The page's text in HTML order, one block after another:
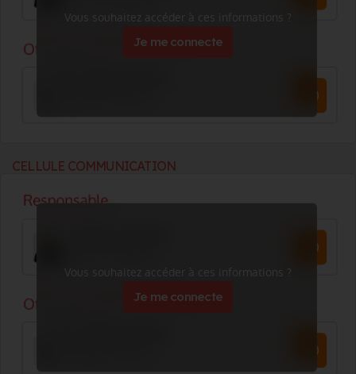
Vous souhaitez accéder à ces informations ?
Je me connecte
CELLULE COMMUNICATION
Vous souhaitez accéder à ces informations ?
Je me connecte